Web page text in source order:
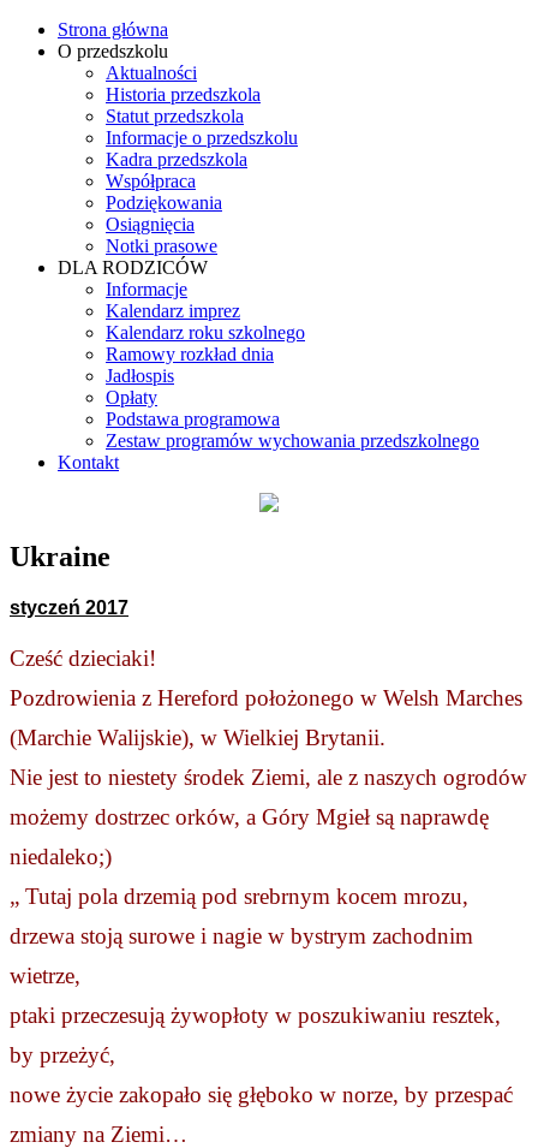
Strona główna
O przedszkolu
Aktualności
Historia przedszkola
Statut przedszkola
Informacje o przedszkolu
Kadra przedszkola
Współpraca
Podziękowania
Osiągnięcia
Notki prasowe
DLA RODZICÓW
Informacje
Kalendarz imprez
Kalendarz roku szkolnego
Ramowy rozkład dnia
Jadłospis
Opłaty
Podstawa programowa
Zestaw programów wychowania przedszkolnego
Kontakt
Ukraine
styczeń 2017
Cześć dzieciaki!
Pozdrowienia z Hereford położonego w Welsh Marches
(Marchie Walijskie), w Wielkiej Brytanii.
Nie jest to niestety środek Ziemi, ale z naszych ogrodów
możemy dostrzec orków, a Góry Mgieł są naprawdę
niedaleko;)
„ Tutaj pola drzemią pod srebrnym kocem mrozu,
drzewa stoją surowe i nagie w bystrym zachodnim
wietrze,
ptaki przeczesują żywopłoty w poszukiwaniu resztek,
by przeżyć,
nowe życie zakopało się głęboko w norze, by przespać
zmiany na Ziemi…